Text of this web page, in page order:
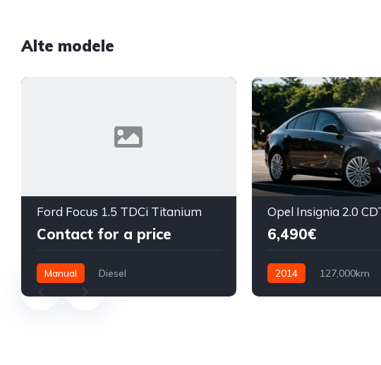
Alte modele
Ford Focus 1.5 TDCi Titanium
Contact for a price
Manual
Diesel
6,490€
2014 127,000km